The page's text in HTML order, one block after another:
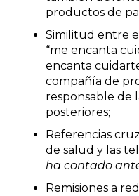
productos de
Similitud entre
“me encanta
encanta
compañía de
responsable de
posteriores;
Referencias
de salud y las
ha contado
Remisiones a